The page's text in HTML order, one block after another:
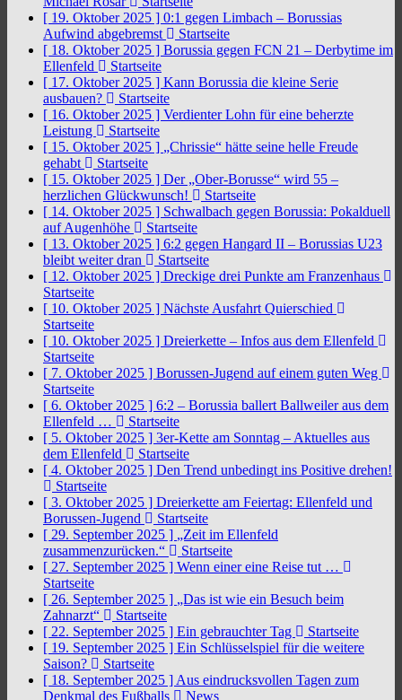
[ 19. Oktober 2025 ] 0:1 gegen Limbach – Borussias
Aufwind abgebremst
Startseite
[ 18. Oktober 2025 ] Borussia gegen FCN 21 – Derbytime im
Ellenfeld
Startseite
[ 17. Oktober 2025 ] Kann Borussia die kleine Serie
ausbauen?
Startseite
[ 16. Oktober 2025 ] Verdienter Lohn für eine beherzte
Leistung
Startseite
[ 15. Oktober 2025 ] „Chrissie“ hätte seine helle Freude
gehabt
Startseite
[ 15. Oktober 2025 ] Der „Ober-Borusse“ wird 55 –
herzlichen Glückwunsch!
Startseite
[ 14. Oktober 2025 ] Schwalbach gegen Borussia: Pokalduell
auf Augenhöhe
Startseite
[ 13. Oktober 2025 ] 6:2 gegen Hangard II – Borussias U23
bleibt weiter dran
Startseite
[ 12. Oktober 2025 ] Dreckige drei Punkte am Franzenhaus
Startseite
[ 10. Oktober 2025 ] Nächste Ausfahrt Quierschied
Startseite
[ 10. Oktober 2025 ] Dreierkette – Infos aus dem Ellenfeld
Startseite
[ 7. Oktober 2025 ] Borussen-Jugend auf einem guten Weg
Startseite
[ 6. Oktober 2025 ] 6:2 – Borussia ballert Ballweiler aus dem
Ellenfeld …
Startseite
[ 5. Oktober 2025 ] 3er-Kette am Sonntag – Aktuelles aus
dem Ellenfeld
Startseite
[ 4. Oktober 2025 ] Den Trend unbedingt ins Positive drehen!
Startseite
[ 3. Oktober 2025 ] Dreierkette am Feiertag: Ellenfeld und
Borussen-Jugend
Startseite
[ 29. September 2025 ] „Zeit im Ellenfeld
zusammenzurücken.“
Startseite
[ 27. September 2025 ] Wenn einer eine Reise tut …
Startseite
[ 26. September 2025 ] „Das ist wie ein Besuch beim
Zahnarzt“
Startseite
[ 22. September 2025 ] Ein gebrauchter Tag
Startseite
[ 19. September 2025 ] Ein Schlüsselspiel für die weitere
Saison?
Startseite
[ 18. September 2025 ] Aus eindrucksvollen Tagen zum
Denkmal des Fußballs
News